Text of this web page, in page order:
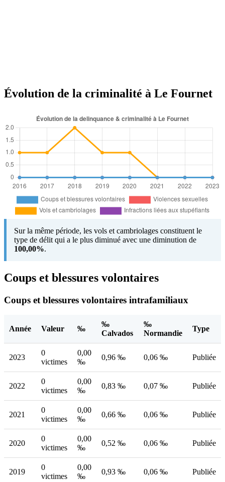
Évolution de la criminalité à Le Fournet
Sur la même période, les vols et cambriolages constituent le
type de délit qui a le plus diminué avec une diminution de
100,00%.
Coups et blessures volontaires
Coups et blessures volontaires intrafamiliaux
Année Valeur ‰
‰
Calvados
‰
Normandie
Type
2023
0
victimes
0,00
‰
0,96 ‰ 0,06 ‰ Publiée
2022
0
victimes
0,00
‰
0,83 ‰ 0,07 ‰ Publiée
2021
0
victimes
0,00
‰
0,66 ‰ 0,06 ‰ Publiée
2020
0
victimes
0,00
‰
0,52 ‰ 0,06 ‰ Publiée
2019
0
victimes
0,00
‰
0,93 ‰ 0,06 ‰ Publiée